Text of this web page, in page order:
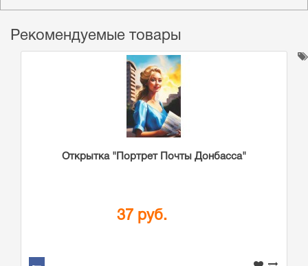
Рекомендуемые товары
Открытка "Портрет Почты Донбасса"
37 руб.